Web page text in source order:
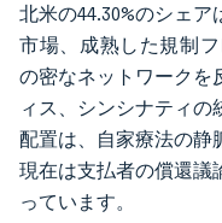
北米の44.30%のシェ
市場、成熟した規制
の密なネットワークを
ィス、シンシナティ
配置は、自家療法の静
現在は支払者の償還議
っています。